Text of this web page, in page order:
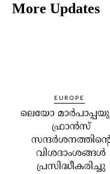
More Updates
EUROPE
ലെയോ
ഫ്രാന്‍സ്
വിശദാംശങ്ങള്‍
പ്രസിദ്ധീകരിച്ചു